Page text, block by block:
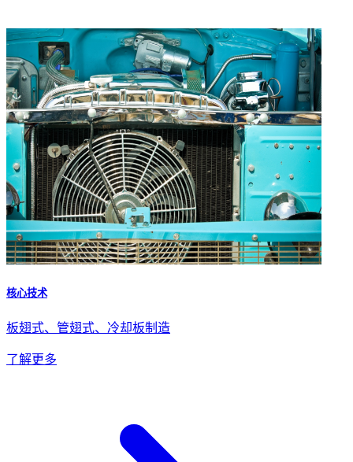
核心技术
板翅式、管翅式、冷却板制造
了解更多